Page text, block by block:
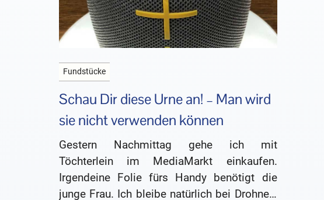
Fundstücke
Schau Dir diese Urne an! – Man wird
sie nicht verwenden können
Gestern Nachmittag gehe ich mit
Töchterlein im MediaMarkt einkaufen.
Irgendeine Folie fürs Handy benötigt die
junge Frau. Ich bleibe natürlich bei Drohnen,